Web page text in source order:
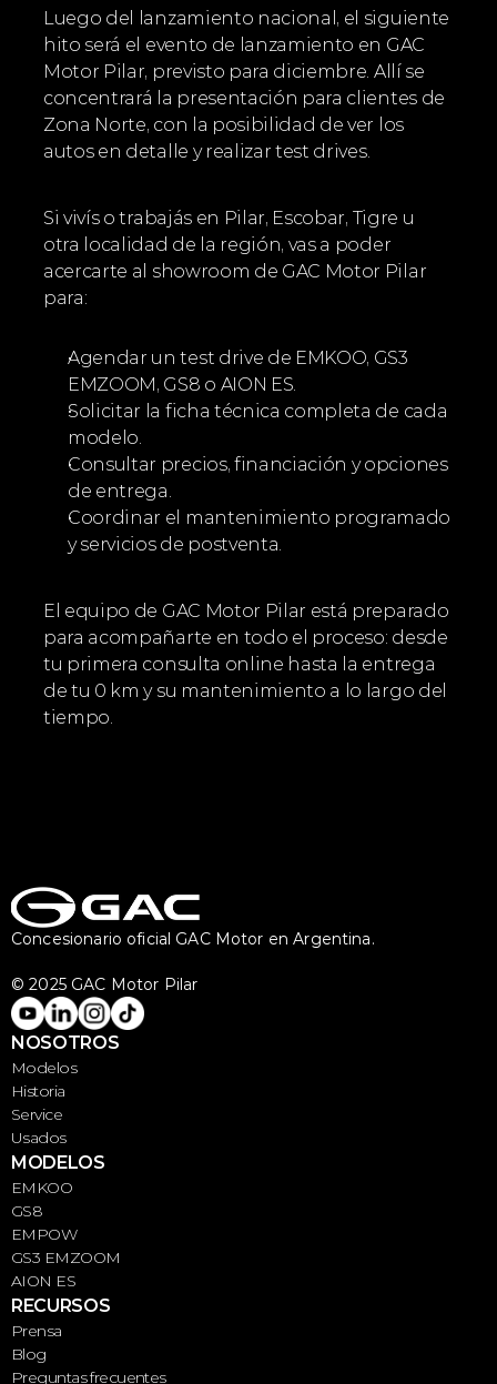
Luego del lanzamiento nacional, el siguiente
hito será el evento de lanzamiento en GAC
Motor Pilar, previsto para diciembre. Allí se
concentrará la presentación para clientes de
Zona Norte, con la posibilidad de ver los
autos en detalle y realizar test drives.
Si vivís o trabajás en Pilar, Escobar, Tigre u
otra localidad de la región, vas a poder
acercarte al showroom de GAC Motor Pilar
para:
Agendar un test drive de EMKOO, GS3
EMZOOM, GS8 o AION ES.
Solicitar la ficha técnica completa de cada
modelo.
Consultar precios, financiación y opciones
de entrega.
Coordinar el mantenimiento programado
y servicios de postventa.
El equipo de GAC Motor Pilar está preparado
para acompañarte en todo el proceso: desde
tu primera consulta online hasta la entrega
de tu 0 km y su mantenimiento a lo largo del
tiempo.
Concesionario oficial GAC Motor en Argentina.
© 2025 GAC Motor Pilar
NOSOTROS
Modelos
Historia
Service
Usados
MODELOS
EMKOO
GS8
EMPOW
GS3 EMZOOM
AION ES
RECURSOS
Prensa
Blog
Preguntas frecuentes